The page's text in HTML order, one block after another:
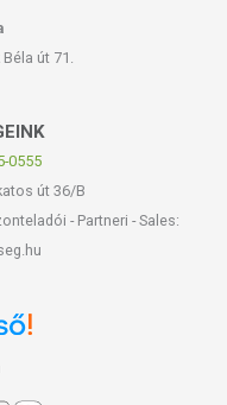
út 71.
0555
út 36/B
- Partneri - Sales: